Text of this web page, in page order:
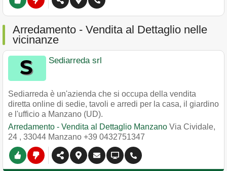
Arredamento - Vendita al Dettaglio nelle
vicinanze
Sediarreda srl
Sediarreda è un'azienda che si occupa della vendita
diretta online di sedie, tavoli e arredi per la casa, il giardino
e l'ufficio a Manzano (UD).
Arredamento - Vendita al Dettaglio Manzano Via Cividale,
24 , 33044 Manzano +39 0432751347